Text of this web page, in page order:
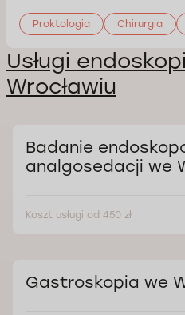
Proktologia Chirurgia
Usługi
Wrocławiu
Badanie
analgosedacji we
Koszt usługi od 450 zł
Gastroskopia we